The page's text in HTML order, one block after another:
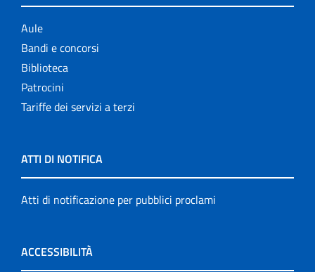
Aule
Bandi e concorsi
Biblioteca
Patrocini
Tariffe dei servizi a terzi
ATTI DI NOTIFICA
Atti di notificazione per pubblici proclami
ACCESSIBILITÀ